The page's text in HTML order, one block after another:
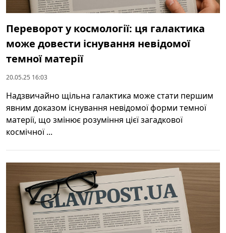
Переворот у космології: ця галактика
може довести існування невідомої
темної матерії
20.05.25 16:03
Надзвичайно щільна галактика може стати першим
явним доказом існування невідомої форми темної
матерії, що змінює розуміння цієї загадкової
космічної ...